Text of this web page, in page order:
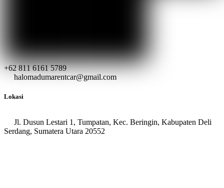
+62 811 6161 5789
halomadumarentcar@gmail.com
Lokasi
Jl. Dusun Lestari 1, Tumpatan, Kec. Beringin, Kabupaten Deli
Serdang, Sumatera Utara 20552